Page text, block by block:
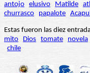
antojo elusivo Matilde
churrasco
papalote
Estas fueron las diez
mito
Dios tomate novela
chile